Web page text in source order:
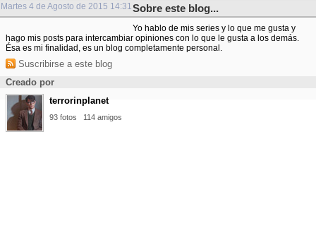
Martes 4 de Agosto de 2015 14:31Sobre este blog...
Yo hablo de mis series y lo que me gusta y
hago mis posts para intercambiar opiniones con lo que le gusta a los demás.
Ésa es mi finalidad, es un blog completamente personal.
Suscribirse a este blog
Creado por
terrorinplanet
93 fotos 114 amigos